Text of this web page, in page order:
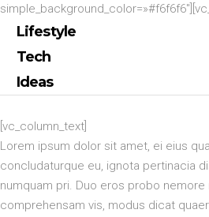
Lifestyle
Tech
Ideas
[vc_column_text]
Lorem ipsum dolor sit amet, ei eius
concludaturque eu, ignota pertinacia
numquam pri. Duo eros probo nemore
comprehensam vis, modus dicat